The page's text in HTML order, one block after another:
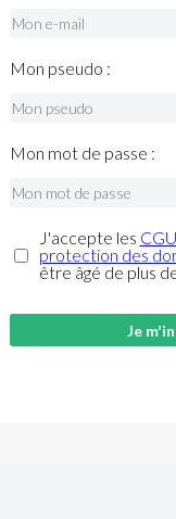
Mon pseudo :
Mon mot de passe :
J'accepte les CGU
protection des
être âgé de plus